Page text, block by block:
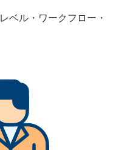
ベル・ワークフロー・